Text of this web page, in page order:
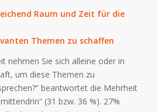
Raum und Zeit für die
Themen zu schaffen
nehmen Sie sich alleine oder in
um diese Themen zu
beantwortet die Mehrheit
(31 bzw. 36 %). 27%